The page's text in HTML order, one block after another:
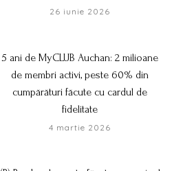
26 iunie 2026
5 ani de MyCLUB Auchan: 2 milioane
de membri activi, peste 60% din
cumpărături făcute cu cardul de
fidelitate
4 martie 2026